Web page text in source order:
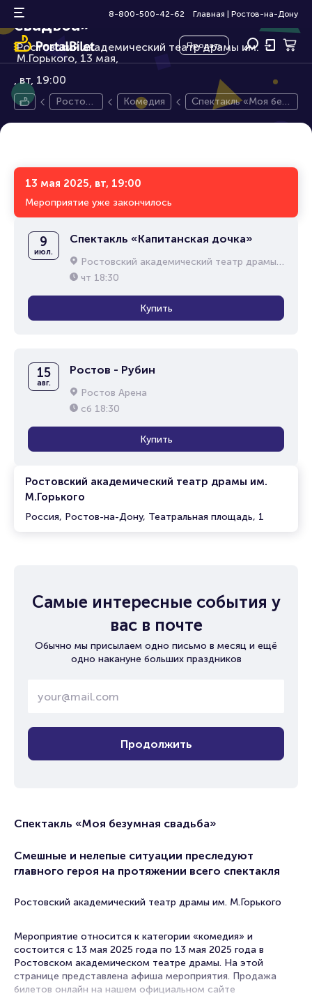
8-800-500-42-62 Главная Ростов-на-Дону
Продать
Спектакль «Моя безумная
свадьба»
Ростовский академический театр драмы им.
М.Горького, 13 мая,
12+
вт, 19:00
Ростов-
Комедия
Спектакль «Моя без
13 мая 2025, вт, 19:00
Мероприятие уже закончилось
Ростовский академический театр драмы им.
М.Горького
Россия, Ростов-на-Дону, Театральная площадь, 1
9
июл.
Спектакль «Капитанская дочка»
Ростовский академический театр драмы им. М.Горького
чт 18:30
Купить
15
авг.
Ростов - Рубин
Ростов Арена
сб 18:30
Купить
Самые интересные события у
вас в почте
Обычно мы присылаем одно письмо в месяц и ещё
одно накануне больших праздников
Продолжить
Спектакль «Моя безумная свадьба»
Смешные и нелепые ситуации преследуют
главного героя на протяжении всего спектакля
Ростовский академический театр драмы им. М.Горького
Мероприятие относится к категории «комедия» и
состоится с 13 мая 2025 года по 13 мая 2025 года в
Ростовском академическом театре драмы. На этой
странице представлена афиша мероприятия. Продажа
билетов онлайн на нашем официальном сайте